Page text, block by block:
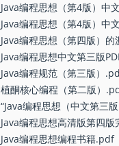
Java编程思想（第4版）中
Java编程思想（第4版）中
Java编程思想（第四版）
Java编程思想中文第三版
Java编程规范（第三版）
植酮核心编程（第二版）
“Java编程思想（中文第三
Java编程思想高清版第四
Java编程思想编程书籍.pdf